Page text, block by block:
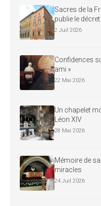
Sacres de la
publie le
2 Juil 2026
Confidences
ami »
22 Mai 2026
Un chapelet
Léon XIV
28 Mai 2026
Mémoire de
miracles
24 Juil 2026